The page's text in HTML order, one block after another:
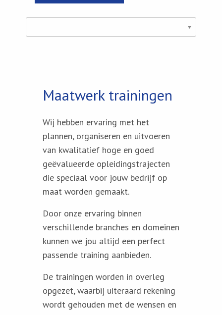
Maatwerk trainingen
Wij hebben ervaring met het
plannen, organiseren en uitvoeren
van kwalitatief hoge en goed
geëvalueerde opleidingstrajecten
die speciaal voor jouw bedrijf op
maat worden gemaakt.
Door onze ervaring binnen
verschillende branches en domeinen
kunnen we jou altijd een perfect
passende training aanbieden.
De trainingen worden in overleg
opgezet, waarbij uiteraard rekening
wordt gehouden met de wensen en